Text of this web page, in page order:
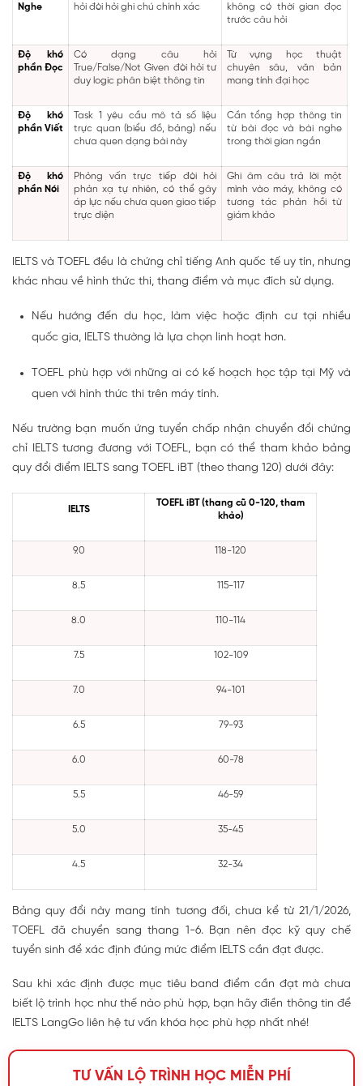
Nghe
hỏi đòi hỏi ghi chú chính xác
không có thời gian đọc
trước câu hỏi
Độ khó
phần Đọc
Có dạng câu hỏi
True/False/Not Given đòi hỏi tư
duy logic phân biệt thông tin
Từ vựng học thuật
chuyên sâu, văn bản
mang tính đại học
Độ khó
phần Viết
Task 1 yêu cầu mô tả số liệu
trực quan (biểu đồ, bảng) nếu
chưa quen dạng bài này
Cần tổng hợp thông tin
từ bài đọc và bài nghe
trong thời gian ngắn
Độ khó
phần Nói
Phỏng vấn trực tiếp đòi hỏi
phản xạ tự nhiên, có thể gây
áp lực nếu chưa quen giao tiếp
trực diện
Ghi âm câu trả lời một
mình vào máy, không có
tương tác phản hồi từ
giám khảo
IELTS và TOEFL đều là chứng chỉ tiếng Anh quốc tế uy tín, nhưng
khác nhau về hình thức thi, thang điểm và mục đích sử dụng.
Nếu hướng đến du học, làm việc hoặc định cư tại nhiều
quốc gia, IELTS thường là lựa chọn linh hoạt hơn.
TOEFL phù hợp với những ai có kế hoạch học tập tại Mỹ và
quen với hình thức thi trên máy tính.
Nếu trường bạn muốn ứng tuyển chấp nhận chuyển đổi chứng
chỉ IELTS tương đương với TOEFL, bạn có thể tham khảo bảng
quy đổi điểm IELTS sang TOEFL iBT (theo thang 120) dưới đây:
IELTS
TOEFL iBT (thang cũ 0-120, tham
khảo)
9.0 118-120
8.5 115-117
8.0 110-114
7.5 102-109
7.0 94-101
6.5 79-93
6.0 60-78
5.5 46-59
5.0 35-45
4.5 32-34
Bảng quy đổi này mang tính tương đối, chưa kể từ 21/1/2026,
TOEFL đã chuyển sang thang 1-6. Bạn nên đọc kỹ quy chế
tuyển sinh để xác định đúng mức điểm IELTS cần đạt được.
Sau khi xác định được mục tiêu band điểm cần đạt mà chưa
biết lộ trình học như thế nào phù hợp, bạn hãy điền thông tin để
IELTS LangGo liên hệ tư vấn khóa học phù hợp nhất nhé!
TƯ VẤN LỘ TRÌNH HỌC MIỄN PHÍ